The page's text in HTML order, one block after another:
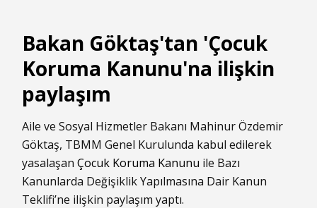
Bakan Göktaş'tan 'Çocuk
Koruma Kanunu'na ilişkin
paylaşım
Aile ve Sosyal Hizmetler Bakanı Mahinur Özdemir
Göktaş, TBMM Genel Kurulunda kabul edilerek
yasalaşan Çocuk Koruma Kanunu ile Bazı
Kanunlarda Değişiklik Yapılmasına Dair Kanun
Teklifi’ne ilişkin paylaşım yaptı.